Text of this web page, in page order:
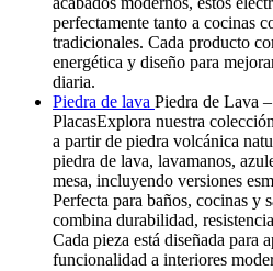
perfectamente tanto a cocinas
tradicionales. Cada producto
energética y diseño para
diaria.
Piedra de lava Piedra de Lava
PlacasExplora nuestra
a partir de piedra volcánica
piedra de lava, lavamanos,
mesa, incluyendo versiones
Perfecta para baños, cocinas y
combina durabilidad,
Cada pieza está diseñada para
funcionalidad a interiores